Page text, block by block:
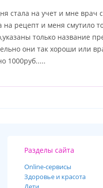
стала на учет и мне врач
рецепт и меня смутило
только название
они так хороши или
1000руб.....
Разделы сайта
Online-cервисы
Здоровье и красота